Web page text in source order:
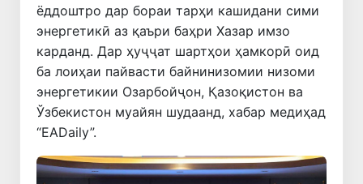
ёддоштро дар бораи тарҳи кашидани сими
энергетикӣ аз қаъри баҳри Хазар имзо
карданд. Дар ҳуҷҷат шартҳои ҳамкорӣ оид
ба лоиҳаи пайвасти байнинизомии низоми
энергетикии Озарбойҷон, Қазоқистон ва
Ўзбекистон муайян шудаанд, хабар медиҳад
“EADaily”.